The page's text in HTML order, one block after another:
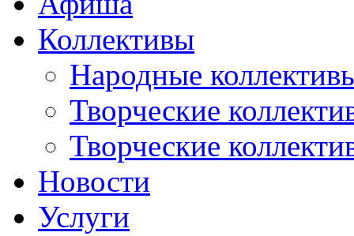
Коллективы
Народные
Творческие
Творческие
Новости
Услуги